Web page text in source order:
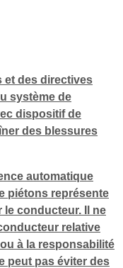
et des directives
système de
dispositif de
des blessures
automatique
piétons représente
le conducteur. Il ne
relative
à la responsabilité
peut pas éviter des